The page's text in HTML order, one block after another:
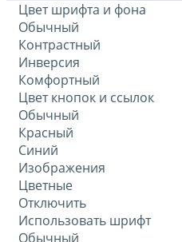
Цвет шрифта и фона
Обычный
Контрастный
Инверсия
Комфортный
Цвет кнопок и ссылок
Обычный
Красный
Синий
Изображения
Цветные
Отключить
Использовать шрифт
Обычный